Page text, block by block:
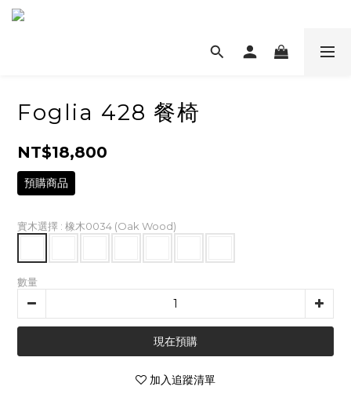
Foglia 428 餐椅
NT$18,800
預購商品
實木選擇 : 橡木0034 (Oak Wood)
數量
現在預購
加入追蹤清單